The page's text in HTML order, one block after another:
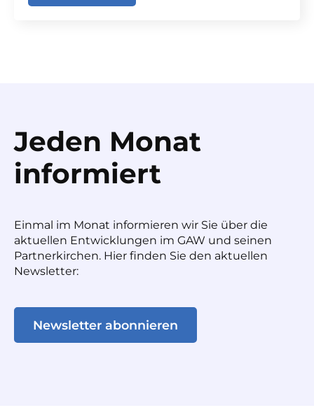
Jeden Monat
informiert
Einmal im Monat informieren wir Sie über die
aktuellen Entwicklungen im GAW und seinen
Partnerkirchen. Hier finden Sie den aktuellen
Newsletter:
Newsletter abonnieren